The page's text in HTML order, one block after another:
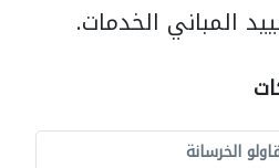
المباني الخدمات.
الخرسانة